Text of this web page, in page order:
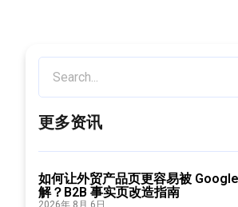
更多资讯
如何让外贸产品页更容易被
解？B2B 事实页改造指南
2026年 8月 6日